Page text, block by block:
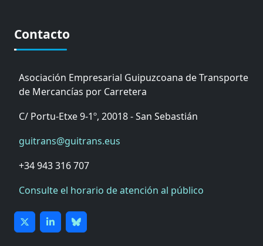
Contacto
Asociación Empresarial Guipuzcoana de Transporte
de Mercancías por Carretera
C/ Portu-Etxe 9-1º, 20018 - San Sebastián
guitrans@guitrans.eus
+34 943 316 707
Consulte el horario de atención al público